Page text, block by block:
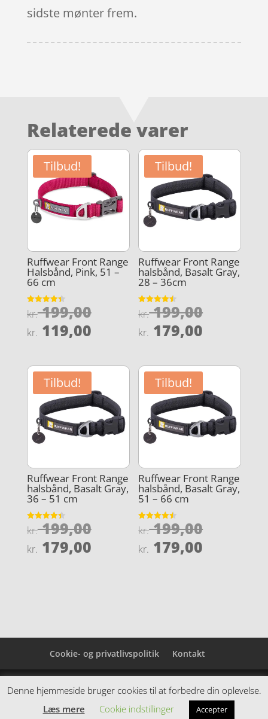
sidste mønter frem.
Relaterede varer
Tilbud!
Ruffwear Front Range
Halsbånd, Pink, 51 –
66 cm
Vurderet
4.4
kr.199,00Den
oprindelige
kr. 199,00.
kr. 119,00Den
pris
er:
kr. 119,00.
Tilbud!
Ruffwear Front Range
halsbånd, Basalt Gray,
28 – 36cm
Vurderet
4.5
kr.199,00Den
kr.
kr. 179,00
pris
er:
kr.
Tilbud!
Ruffwear Front Range
halsbånd, Basalt Gray,
36 – 51 cm
Vurderet
4.4
kr.199,00Den
oprindelige
kr. 179,00Den
Tilbud!
Ruffwear Front Range
halsbånd, Basalt Gray,
51 – 66 cm
Vurderet
4.5
kr.199,00Den
kr. 179,00
Cookie- og privatlivspolitik Kontakt
Denne hjemmeside samler et bredt udvalg af
spændende varer. Siden er et affiiliatesite, og nogle
links kan være affiliatelinks.
Denne hjemmeside bruger cookies til at forbedre din oplevelse.
Læs mere
Cookie indstillinger Accepter